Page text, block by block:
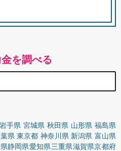
を調べる
岩手県 宮城県 秋田県 山形県 福島県
県 東京都 神奈川県 新潟県 富山県
静岡県愛知県三重県滋賀県京都府